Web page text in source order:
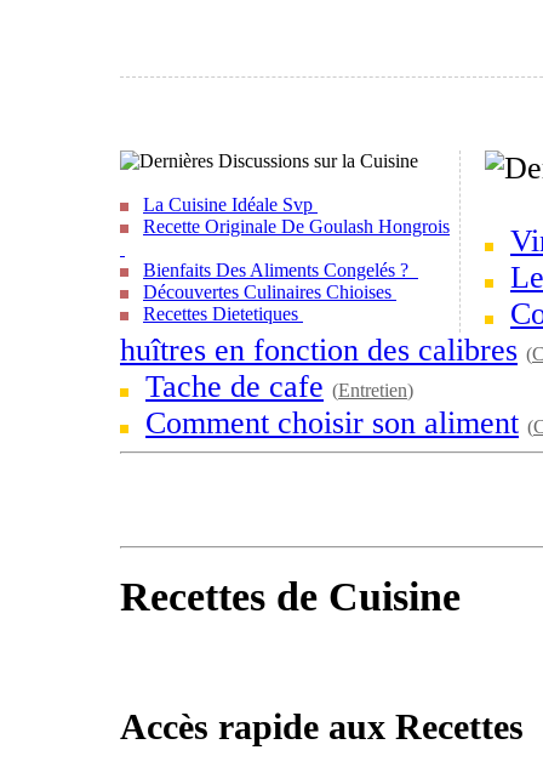
La Cuisine Idéale Svp
Recette Originale De Goulash Hongrois
Bienfaits Des Aliments Congelés ?
Découvertes Culinaires Chioises
Recettes Dietetiques
huîtres en fonction des calibres (
Tache de cafe (Entretien)
Comment choisir son aliment (
Recettes de Cuisine
Accès rapide aux Recettes